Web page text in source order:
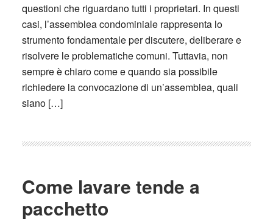
questioni che riguardano tutti i proprietari. In questi
casi, l’assemblea condominiale rappresenta lo
strumento fondamentale per discutere, deliberare e
risolvere le problematiche comuni. Tuttavia, non
sempre è chiaro come e quando sia possibile
richiedere la convocazione di un’assemblea, quali
siano […]
Come lavare tende a
pacchetto